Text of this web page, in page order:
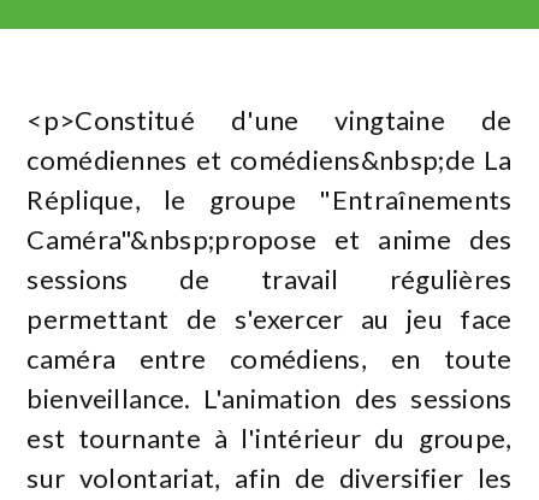
<p>Constitué d'une vingtaine de
comédiennes et comédiens&nbsp;de La
Réplique, le groupe "Entraînements
Caméra"&nbsp;propose et anime des
sessions de travail régulières
permettant de s'exercer au jeu face
caméra entre comédiens, en toute
bienveillance. L'animation des sessions
est tournante à l'intérieur du groupe,
sur volontariat, afin de diversifier les